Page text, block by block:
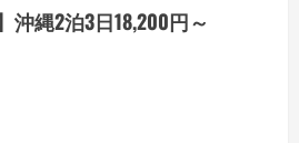
沖縄2泊3日18,200円～